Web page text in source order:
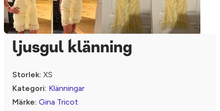
ljusgul klänning
Storlek: XS
Kategori: Klänningar
Märke: Gina Tricot